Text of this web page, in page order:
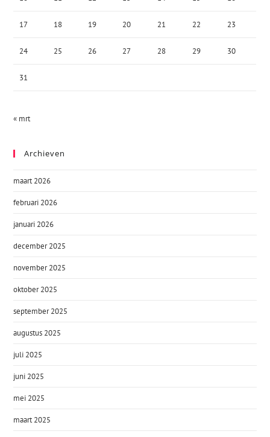
17 18 19 20 21 22 23
24 25 26 27 28 29 30
31
« mrt
Archieven
maart 2026
februari 2026
januari 2026
december 2025
november 2025
oktober 2025
september 2025
augustus 2025
juli 2025
juni 2025
mei 2025
maart 2025